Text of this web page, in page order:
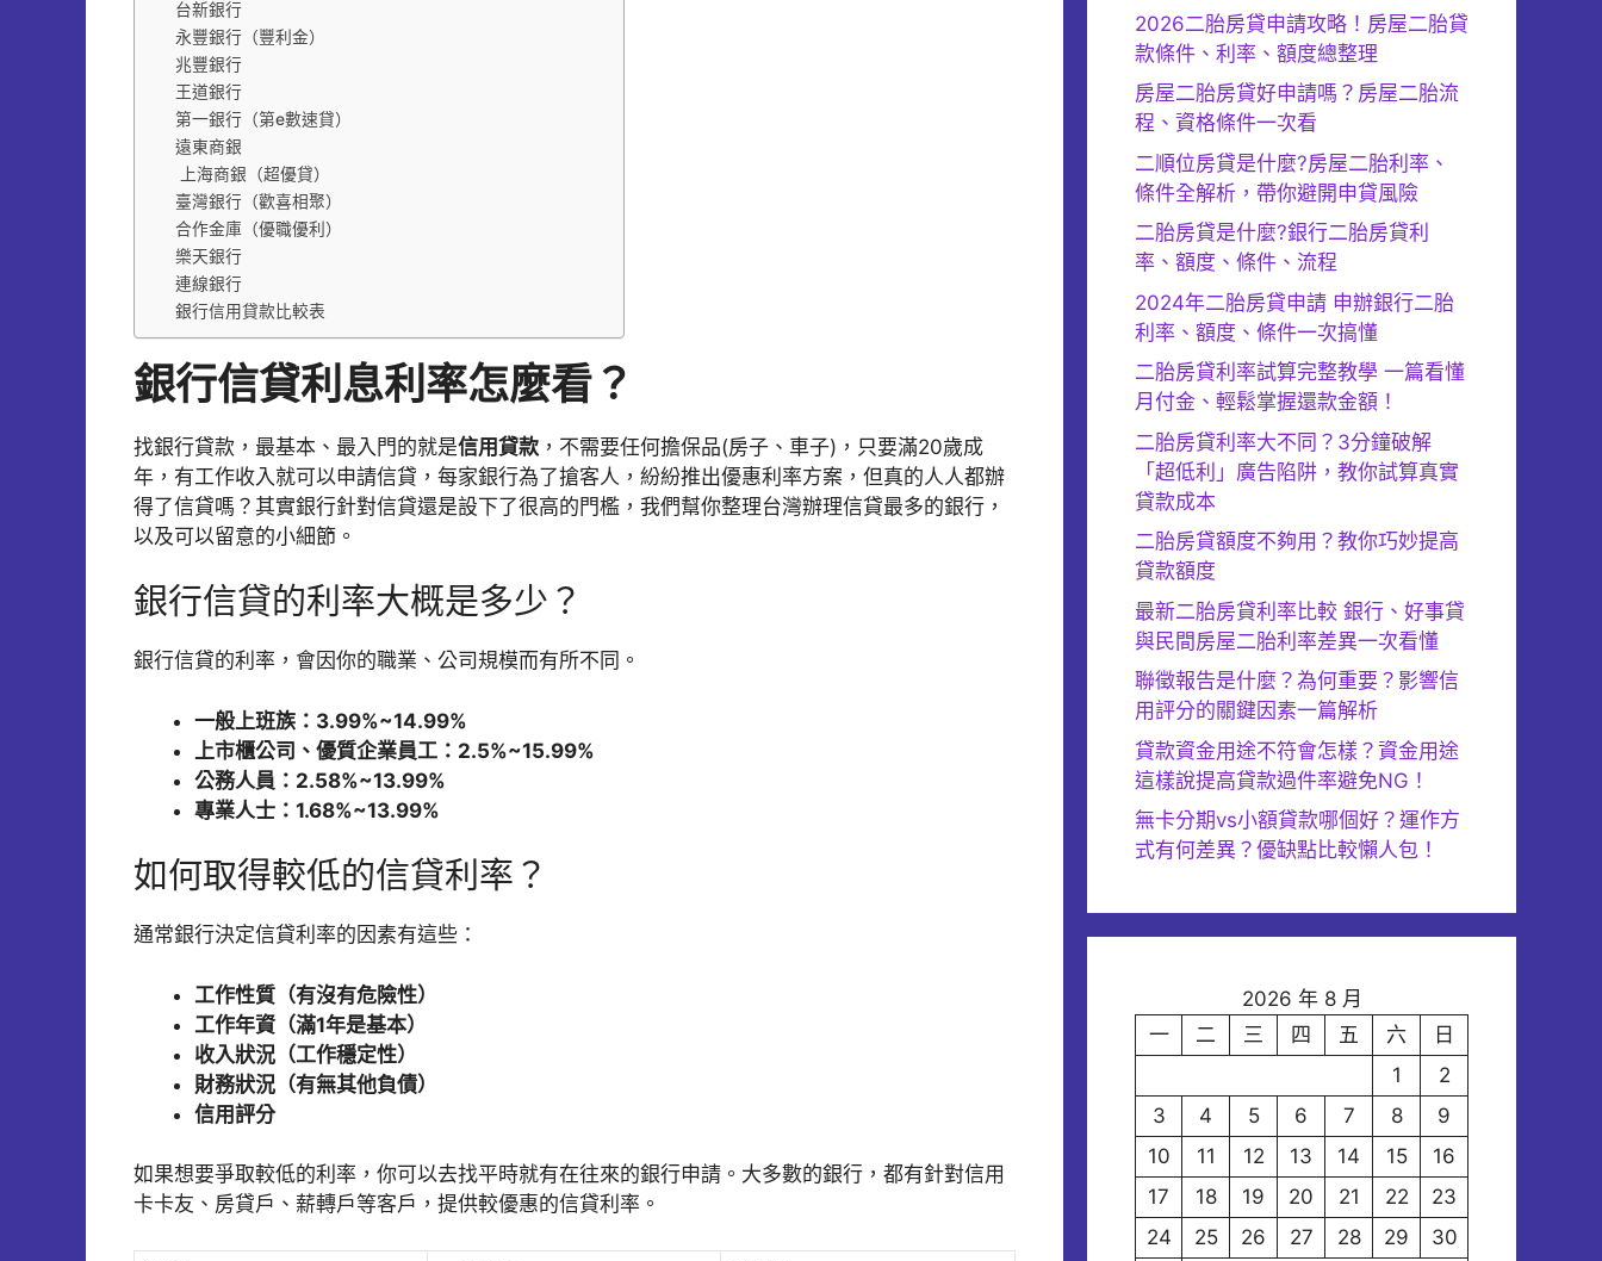
台新銀行
永豐銀行（豐利金）
兆豐銀行
王道銀行
第一銀行（第e數速貸）
遠東商銀
上海商銀（超優貸）
臺灣銀行（歡喜相聚）
合作金庫（優職優利）
樂天銀行
連線銀行
銀行信用貸款比較表
銀行信貸利息利率怎麼看？
找銀行貸款，最基本、最入門的就是信用貸款 ，不需要任何擔保品(房子、車子)，只要滿20歲成
年，有工作收入就可以申請信貸，每家銀行為了搶客人，紛紛推出優惠利率方案，但真的人人都辦
得了信貸嗎？其實銀行針對信貸還是設下了很高的門檻，我們幫你整理台灣辦理信貸最多的銀行，
以及可以留意的小細節。
銀行信貸的利率大概是多少？
銀行信貸的利率，會因你的職業、公司規模而有所不同。
一般上班族：3.99%~14.99%
上市櫃公司、優質企業員工：2.5%~15.99%
公務人員：2.58%~13.99%
專業人士：1.68%~13.99%
如何取得較低的信貸利率？
通常銀行決定信貸利率的因素有這些：
工作性質（有沒有危險性）
工作年資（滿1年是基本）
收入狀況（工作穩定性）
財務狀況（有無其他負債）
信用評分
如果想要爭取較低的利率，你可以去找平時就有在往來的銀行申請。大多數的銀行，都有針對信用
卡卡友、房貸戶、薪轉戶等客戶，提供較優惠的信貸利率。
2026二胎房貸申請攻略！房屋二胎貸
款條件、利率、額度總整理
房屋二胎房貸好申請嗎？房屋二胎流
程、資格條件一次看
二順位房貸是什麼?房屋二胎利率、
條件全解析，帶你避開申貸風險
二胎房貸是什麼?銀行二胎房貸利
率、額度、條件、流程
2024年二胎房貸申請 申辦銀行二胎
利率、額度、條件一次搞懂
二胎房貸利率試算完整教學 一篇看懂
月付金、輕鬆掌握還款金額！
二胎房貸利率大不同？3分鐘破解
「超低利」廣告陷阱，教你試算真實
貸款成本
二胎房貸額度不夠用？教你巧妙提高
貸款額度
最新二胎房貸利率比較 銀行、好事貸
與民間房屋二胎利率差異一次看懂
聯徵報告是什麼？為何重要？影響信
用評分的關鍵因素一篇解析
貸款資金用途不符會怎樣？資金用途
這樣說提高貸款過件率避免NG！
無卡分期vs小額貸款哪個好？運作方
式有何差異？優缺點比較懶人包！
2026 年 8 月
一
二 三 四 五 六
日
1
2
3
4 5 6 7 8
9
10
11 12 13 14 15
16
17
18 19 20 21 22
23
24
25 26 27 28 29
30